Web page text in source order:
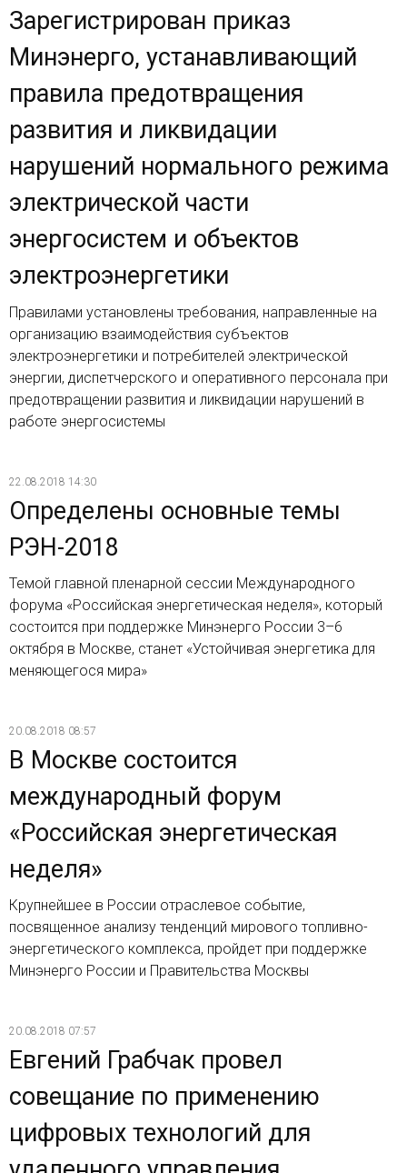
Зарегистрирован приказ
Минэнерго, устанавливающий
правила предотвращения
развития и ликвидации
нарушений нормального режима
электрической части
энергосистем и объектов
электроэнергетики
Правилами установлены требования, направленные на
организацию взаимодействия субъектов
электроэнергетики и потребителей электрической
энергии, диспетчерского и оперативного персонала при
предотвращении развития и ликвидации нарушений в
работе энергосистемы
22.08.2018 14:30
Определены основные темы
РЭН-2018
Темой главной пленарной сессии Международного
форума «Российская энергетическая неделя», который
состоится при поддержке Минэнерго России 3–6
октября в Москве, станет «Устойчивая энергетика для
меняющегося мира»
20.08.2018 08:57
В Москве состоится
международный форум
«Российская энергетическая
неделя»
Крупнейшее в России отраслевое событие,
посвященное анализу тенденций мирового топливно-
энергетического комплекса, пройдет при поддержке
Минэнерго России и Правительства Москвы
20.08.2018 07:57
Евгений Грабчак провел
совещание по применению
цифровых технологий для